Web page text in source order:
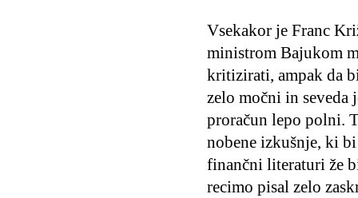
Vsekakor je Franc
ministrom Bajukom
kritizirati, ampak da
zelo močni in seveda
proračun lepo polni.
nobene izkušnje, ki
finančni literaturi že
recimo pisal zelo